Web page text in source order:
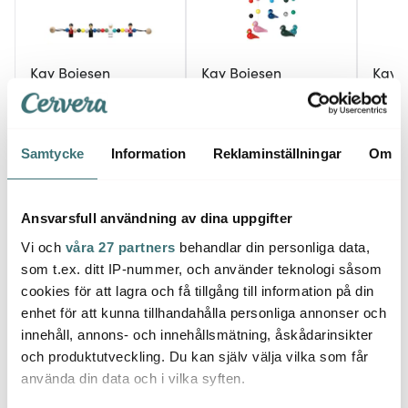
Samtycke Information Reklaminställningar Om
Ansvarsfull användning av dina uppgifter
Vi och våra 27 partners behandlar din personliga data,
som t.ex. ditt IP-nummer, och använder teknologi såsom
cookies för att lagra och få tillgång till information på din
enhet för att kunna tillhandahålla personliga annonser och
innehåll, annons- och innehållsmätning, åskådarinsikter
och produktutveckling. Du kan själv välja vilka som får
använda din data och i vilka syften.
Kay Bojesen
Denmark
Babies Barnvagnsmobil
849 kr
Kay Bojesen
Boje Mobil Uro 47 cm
1349 kr
Kay
Rosa
449
Låt dig inspireras av våra kunder